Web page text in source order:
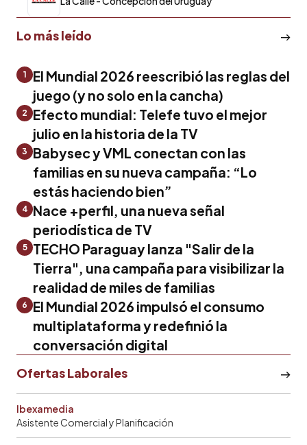
Lo más leído
1
El Mundial 2026 reescribió las reglas del
juego (y no solo en la cancha)
2
Efecto mundial: Telefe tuvo el mejor
julio en la historia de la TV
3
Babysec y VML conectan con las
familias en su nueva campaña: “Lo
estás haciendo bien”
4 Nace +perfil, una nueva señal
periodística de TV
5
TECHO Paraguay lanza "Salir de la
Tierra", una campaña para visibilizar la
realidad de miles de familias
6
El Mundial 2026 impulsó el consumo
multiplataforma y redefinió la
conversación digital
Ofertas Laborales
Ibexamedia
Asistente Comercial y Planificación